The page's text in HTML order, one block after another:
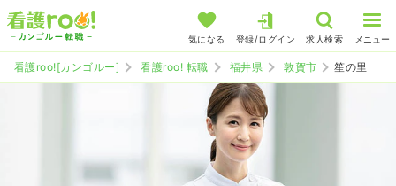
気になる 登録/ログイン 求人検索 メニュー
看護roo![カンゴルー] 看護roo! 転職 福井県 敦賀市 笙の里